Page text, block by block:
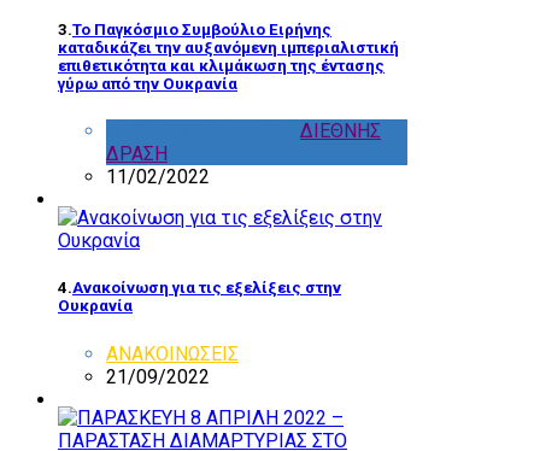
3.Το Παγκόσμιο Συμβούλιο Ειρήνης
καταδικάζει την αυξανόμενη ιμπεριαλιστική
επιθετικότητα και κλιμάκωση της έντασης
γύρω από την Ουκρανία
ΔΙΕΘΝΗΣ
ΔΡΑΣΗ
11/02/2022
4.Ανακοίνωση για τις εξελίξεις στην
Ουκρανία
ΑΝΑΚΟΙΝΩΣΕΙΣ
21/09/2022